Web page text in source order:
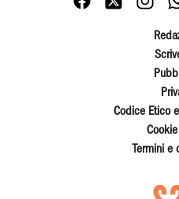
Codice Etico
Termini e